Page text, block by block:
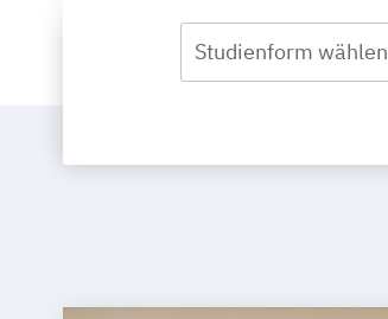
Studienform wählen